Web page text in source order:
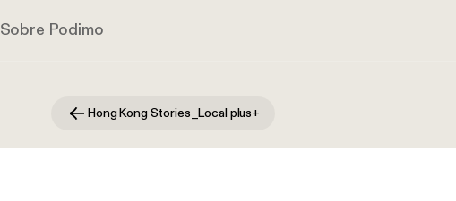
Sobre Podimo
Hong Kong Stories_Local plus+